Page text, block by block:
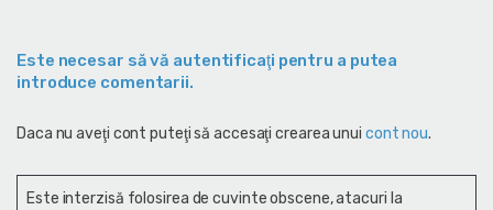
Este necesar să vă autentificaţi pentru a putea
introduce comentarii.
Daca nu aveţi cont puteţi să accesaţi crearea unui cont nou.
Este interzisă folosirea de cuvinte obscene, atacuri la